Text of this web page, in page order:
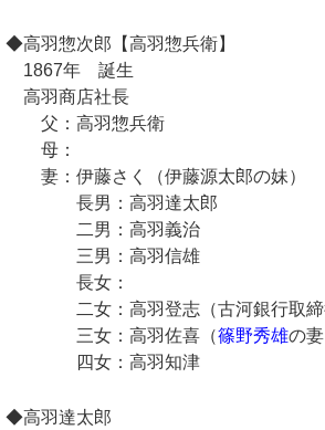
◆高羽惣次郎【高羽惣兵衛】
1867年 誕生
高羽商店社長
父：高羽惣兵衛
母：
妻：伊藤さく（伊藤源太郎の妹）
長男：高羽達太郎
二男：高羽義治
三男：高羽信雄
長女：
二女：高羽登志（古河銀行取
三女：高羽佐喜（篠野秀雄の妻
四女：高羽知津
◆高羽達太郎